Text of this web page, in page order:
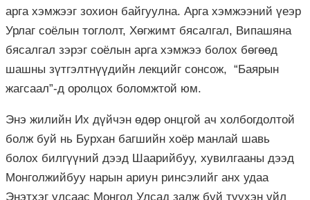
арга хэмжээг зохион байгуулна. Арга хэмжээний үеэр
Урлаг соёлын тоглолт, Хөгжимт бясалгал, Випашяна
бясалгал зэрэг соёлын арга хэмжээ болох бөгөөд
шашны зүтгэлтнүүдийн лекцийг сонсож, “Баярын
жагсаал”-д оролцох боломжтой юм.
Энэ жилийн Их дүйчэн өдөр онцгой ач холбогдолтой
болж буй нь Бурхан багшийн хоёр манлай шавь
болох билгүүний дээд Шаарийбуу, хувилгааны дээд
Монголжийбуу нарын ариун ринсэлийг анх удаа
Энэтхэг улсаас Монгол Улсад залж буй түүхэн үйл